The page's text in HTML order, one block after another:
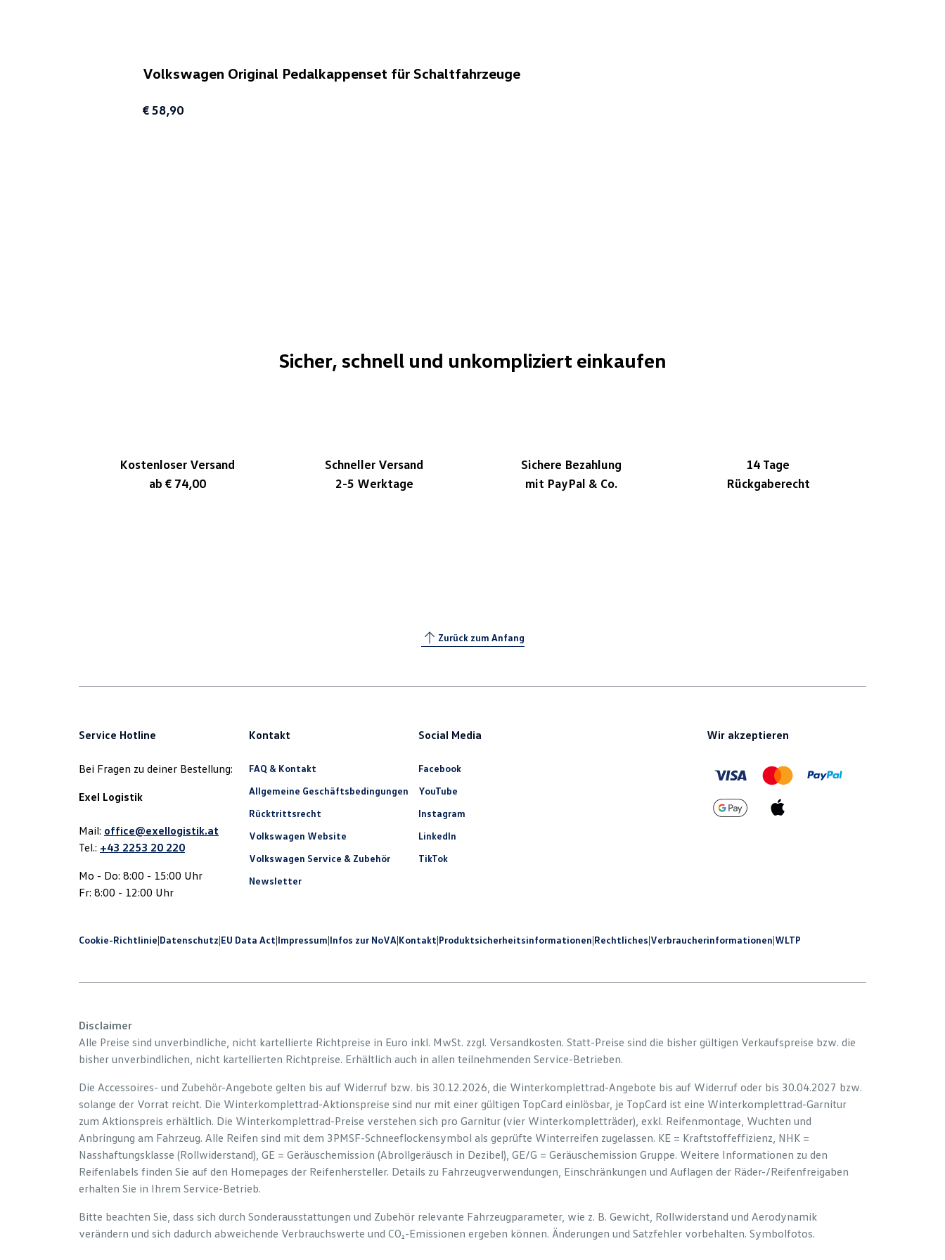
Volkswagen Original Pedalkappenset für Schaltfahrzeuge
€ 58,90
Sicher, schnell und unkompliziert einkaufen
Kostenloser Versand
ab € 74,00
Schneller Versand
2-5 Werktage
Sichere Bezahlung
mit PayPal & Co.
14 Tage
Rückgaberecht
Zurück zum Anfang
Service Hotline
Bei Fragen zu deiner Bestellung:
Exel Logistik
Mail: office@exellogistik.at
Tel.: +43 2253 20 220
Mo - Do: 8:00 - 15:00 Uhr
Fr: 8:00 - 12:00 Uhr
Kontakt
FAQ & Kontakt
Allgemeine Geschäftsbedingungen
Rücktrittsrecht
Volkswagen Website
Volkswagen Service & Zubehör
Newsletter
Social Media
Facebook
YouTube
Instagram
LinkedIn
TikTok
Wir akzeptieren
Cookie-Richtlinie|Datenschutz|EU Data Act|Impressum|Infos zur NoVA|Kontakt|Produkt­sicherheits­informationen|Rechtliches|Verbraucherinformationen|WLTP
Disclaimer
Alle Preise sind unverbindliche, nicht kartellierte Richtpreise in Euro inkl. MwSt. zzgl. Versandkosten. Statt-Preise sind die bisher gültigen Verkaufspreise bzw. die
bisher unverbindlichen, nicht kartellierten Richtpreise. Erhältlich auch in allen teilnehmenden Service-Betrieben.
Die Accessoires- und Zubehör-Angebote gelten bis auf Widerruf bzw. bis 30.12.2026, die Winterkomplettrad-Angebote bis auf Widerruf oder bis 30.04.2027 bzw.
solange der Vorrat reicht. Die Winterkomplettrad-Aktionspreise sind nur mit einer gültigen TopCard einlösbar, je TopCard ist eine Winterkomplettrad-Garnitur
zum Aktionspreis erhältlich. Die Winterkomplettrad-Preise verstehen sich pro Garnitur (vier Winterkompletträder), exkl. Reifenmontage, Wuchten und
Anbringung am Fahrzeug. Alle Reifen sind mit dem 3PMSF-Schneeflockensymbol als geprüfte Winterreifen zugelassen. KE = Kraftstoffeffizienz, NHK =
Nasshaftungsklasse (Rollwiderstand), GE = Geräuschemission (Abrollgeräusch in Dezibel), GE/G = Geräuschemission Gruppe. Weitere Informationen zu den
Reifenlabels finden Sie auf den Homepages der Reifenhersteller. Details zu Fahrzeugverwendungen, Einschränkungen und Auflagen der Räder-/Reifenfreigaben
erhalten Sie in Ihrem Service-Betrieb.
Bitte beachten Sie, dass sich durch Sonderausstattungen und Zubehör relevante Fahrzeugparameter, wie z. B. Gewicht, Rollwiderstand und Aerodynamik
verändern und sich dadurch abweichende Verbrauchswerte und CO₂-Emissionen ergeben können. Änderungen und Satzfehler vorbehalten. Symbolfotos.